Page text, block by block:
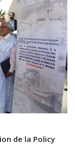
de la Policy